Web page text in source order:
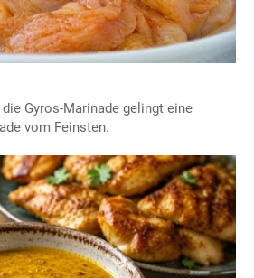
Gyros-Marinade gelingt eine
vom Feinsten.